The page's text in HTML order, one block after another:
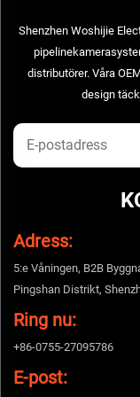
Shenzhen Woshijie
distributörer. Våra
design
Adress:
5:e Våningen, B2B
Pingshan Distrikt,
Ring nu:
+86-0755-27095786
E-post: